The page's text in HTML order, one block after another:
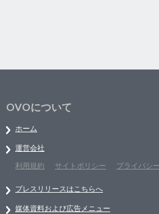
OVOについて
ホーム
運営会社
利用規約
サイトポリシー プライバシ
プレスリリースはこちらへ
媒体資料および広告メニュー